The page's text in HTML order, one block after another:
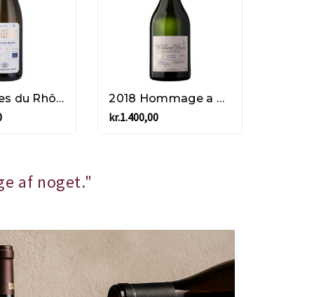
2024 Côtes du Rhône Blanc "Paralle 45" - Paul Jaboulet 2018 Hommage a William Deutz "La Cote Glacière" - Champagne
kr.1.400,00
af noget."